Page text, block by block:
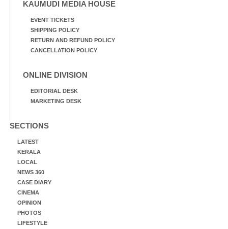
KAUMUDI MEDIA HOUSE
EVENT TICKETS
SHIPPING POLICY
RETURN AND REFUND POLICY
CANCELLATION POLICY
ONLINE DIVISION
EDITORIAL DESK
MARKETING DESK
SECTIONS
LATEST
KERALA
LOCAL
NEWS 360
CASE DIARY
CINEMA
OPINION
PHOTOS
LIFESTYLE